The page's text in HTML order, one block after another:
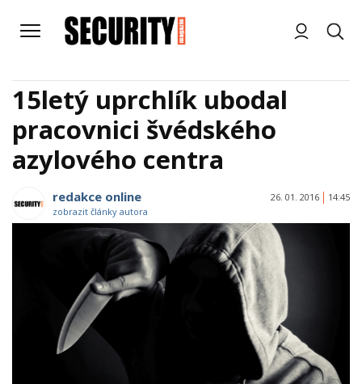
15letý uprchlík ubodal
pracovnici švédského
azylového centra
redakce online
zobrazit články autora
26. 01. 2016 14:45